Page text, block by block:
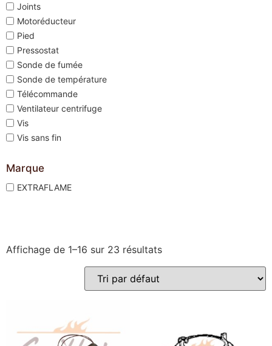
Joints
Motoréducteur
Pied
Pressostat
Sonde de fumée
Sonde de température
Télécommande
Ventilateur centrifuge
Vis
Vis sans fin
Marque
EXTRAFLAME
Affichage de 1–16 sur 23 résultats